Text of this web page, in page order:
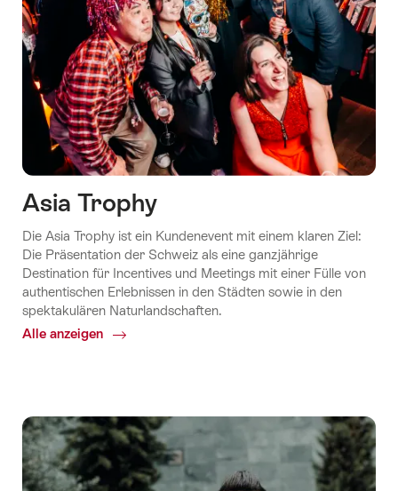
Asia Trophy
Die Asia Trophy ist ein Kundenevent mit einem klaren Ziel:
Die Präsentation der Schweiz als eine ganzjährige
Destination für Incentives und Meetings mit einer Fülle von
authentischen Erlebnissen in den Städten sowie in den
spektakulären Naturlandschaften.
Alle anzeigen
Common.Of